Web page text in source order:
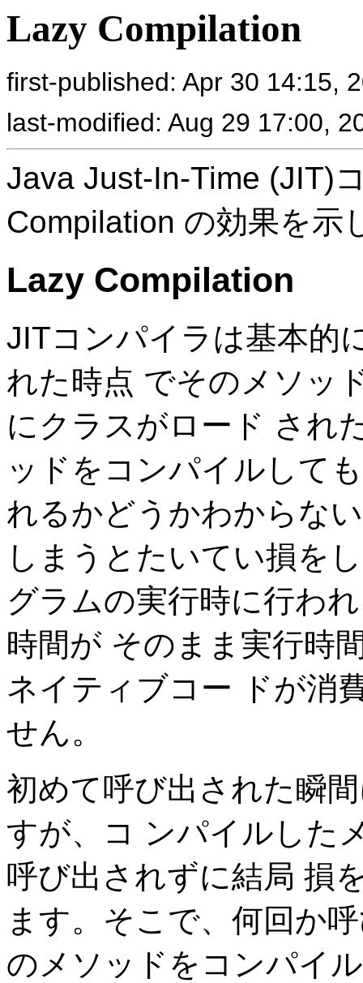
Lazy Compilation
first-published: Apr 30 14:15,
last-modified: Aug 29 17:00,
Java Just-In-Time (JIT)
Compilation の効果を示
Lazy Compilation
JITコンパイラは基本的
れた時点 でそのメソッ
にクラスがロード され
ッドをコンパイルして
れるかどうかわからな
しまうとたいてい損を
グラムの実行時に行わ
時間が そのまま実行時
ネイティブコー ドが消
せん。
初めて呼び出された瞬
すが、コ ンパイルした
呼び出されずに結局 損
ます。そこで、何回か
のメソッドをコンパイ